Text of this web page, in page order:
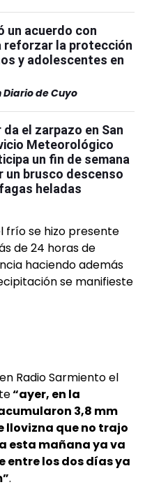
un acuerdo con
reforzar la protección
y adolescentes en
Diario de Cuyo
da el zarpazo en San
Meteorológico
un fin de semana
un brusco descenso
heladas
frío se hizo presente
de 24 horas de
haciendo además
se manifieste
Radio Sarmiento el
“ayer, en la
3,8 mm
llovizna que no trajo
esta mañana ya va
entre los dos días ya
.